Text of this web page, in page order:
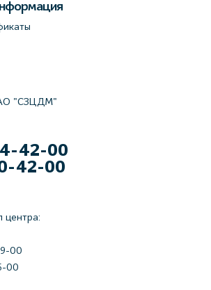
АО "СЗЦДМ"
42-00
42-00
центра:
00
00